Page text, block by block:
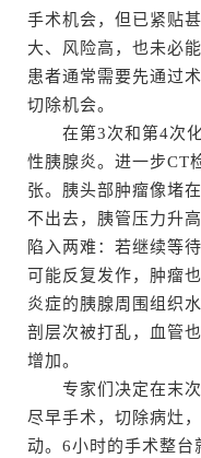
手术机会，但已紧贴
大、风险高，也未必
患者通常需要先通过
切除机会。
在第3次和第4次化
性胰腺炎。进一步CT
张。胰头部肿瘤像堵
不出去，胰管压力升
陷入两难：若继续等
可能反复发作，肿瘤
炎症的胰腺周围组织
剖层次被打乱，血管
增加。
专家们决定在末次
尽早手术，切除病灶
动。6小时的手术整台